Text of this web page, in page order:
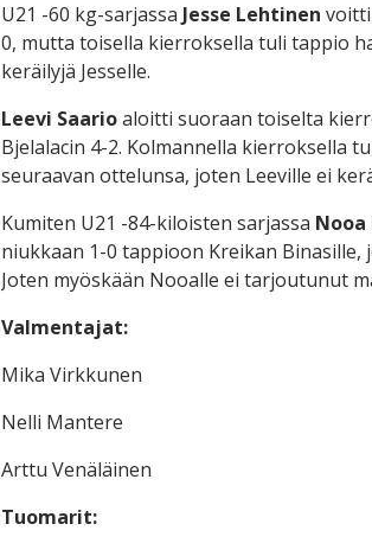
U21 -60 kg-sarjassa Jesse Lehtinen
0, mutta toisella kierroksella tuli tappio
keräilyjä Jesselle.
Leevi Saarioaloitti suoraan toiselta
Bjelalacin 4-2. Kolmannella kierroksella
seuraavan ottelunsa, joten Leeville ei
Kumiten U21 -84-kiloisten sarjassa Nooa
niukkaan 1-0 tappioon Kreikan
Joten myöskään Nooalle ei tarjoutunut
Valmentajat:
Mika Virkkunen
Nelli Mantere
Arttu Venäläinen
Tuomarit: